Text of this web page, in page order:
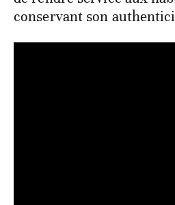
conservant son